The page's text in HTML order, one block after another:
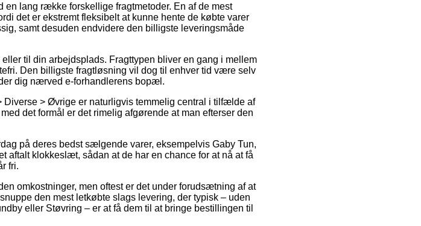
lang række forskellige fragtmetoder. En af de mest
det er ekstremt fleksibelt at kunne hente de købte varer
samt desuden endvidere den billigste leveringsmåde
til din arbejdsplads. Fragttypen bliver en gang i mellem
Den billigste fragtløsning vil dog til enhver tid være selv
dig nærved e-forhandlerens bopæl.
Diverse > Øvrige er naturligvis temmelig central i tilfælde af
det formål er det rimelig afgørende at man efterser den
på deres bedst sælgende varer, eksempelvis Gaby Tun,
aftalt klokkeslæt, sådan at de har en chance for at nå at få
fri.
omkostninger, men oftest er det under forudsætning af at
den mest letkøbte slags levering, der typisk – uden
eller Støvring – er at få dem til at bringe bestillingen til